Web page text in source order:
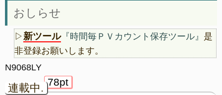
おしらせ
▷ 新ツール『時間毎ＰＶカウント保存ツール』 是
非登録お願いします。
N9068LY
78pt
連載中.